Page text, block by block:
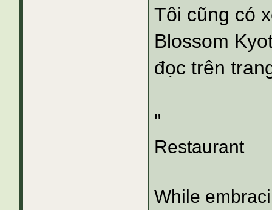
Tôi cũng có
Blossom
đọc trên
"
Restaurant
While